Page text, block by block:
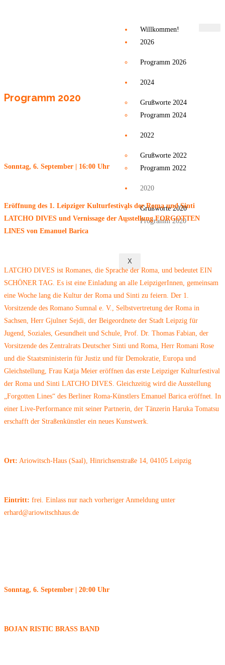
Willkommen!
2026
Programm 2026
2024
Grußworte 2024
Programm 2024
2022
Grußworte 2022
Programm 2022
2020
Grußworte 2020
Programm 2020
X
Programm 2020
Sonntag, 6. September | 16:00 Uhr
Eröffnung des 1. Leipziger Kulturfestivals der Romaund Sinti
LATCHO DIVES und Vernissage der AusstellungFORGOTTEN
LINES von Emanuel Barica
LATCHO DIVES ist Romanes, die Sprache der Roma, und bedeutet EIN
SCHÖNER TAG. Es ist eine Einladung an alle LeipzigerInnen, gemeinsam
eine Woche lang die Kultur der Roma und Sinti zu feiern. Der 1.
Vorsitzende des Romano Sumnal e. V., Selbstvertretung der Roma in
Sachsen, Herr Gjulner Sejdi, der Beigeordnete der Stadt Leipzig für
Jugend, Soziales, Gesundheit und Schule, Prof. Dr. Thomas Fabian, der
Vorsitzende des Zentralrats Deutscher Sinti und Roma, Herr Romani Rose
und die Staatsministerin für Justiz und für Demokratie, Europa und
Gleichstellung, Frau Katja Meier eröffnen das erste Leipziger Kulturfestival
der Roma und Sinti LATCHO DIVES. Gleichzeitig wird die Ausstellung
„Forgotten Lines“ des Berliner Roma-Künstlers Emanuel Barica eröffnet. In
einer Live-Performance mit seiner Partnerin, der Tänzerin Haruka Tomatsu
erschafft der Straßenkünstler ein neues Kunstwerk.
Ort: Ariowitsch-Haus (Saal), Hinrichsenstraße 14, 04105 Leipzig
Eintritt: frei. Einlass nur nach vorheriger Anmeldung unter
erhard@ariowitschhaus.de
Sonntag, 6. September | 20:00 Uhr
BOJAN RISTIC BRASS BAND